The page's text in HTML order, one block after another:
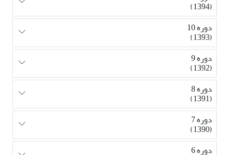
(1394)
دوره 10
(1393)
دوره 9
(1392)
دوره 8
(1391)
دوره 7
(1390)
دوره 6